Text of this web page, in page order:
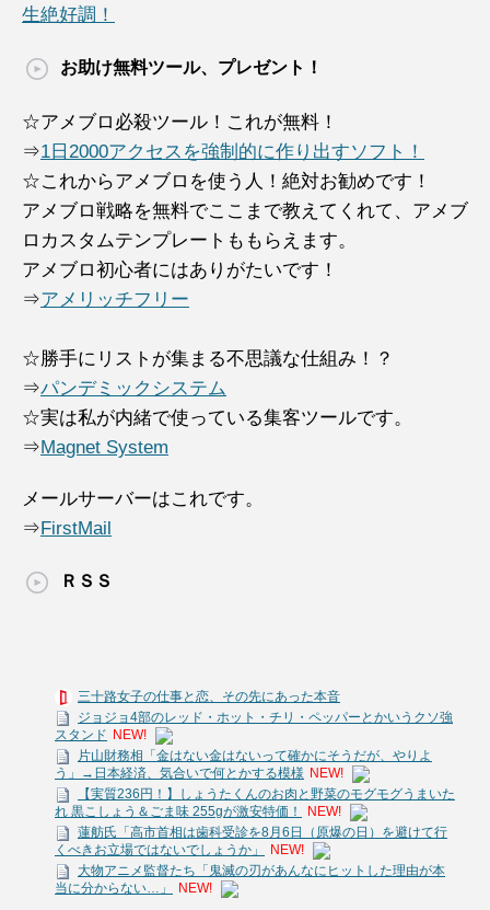
生絶好調！
お助け無料ツール、プレゼント！
☆アメブロ必殺ツール！これが無料！
⇒1日2000アクセスを強制的に作り出すソフト！
☆これからアメブロを使う人！絶対お勧めです！
アメブロ戦略を無料でここまで教えてくれて、アメブ
ロカスタムテンプレートももらえます。
アメブロ初心者にはありがたいです！
⇒アメリッチフリー
☆勝手にリストが集まる不思議な仕組み！？
⇒パンデミックシステム
☆実は私が内緒で使っている集客ツールです。
⇒Magnet System
メールサーバーはこれです。
⇒FirstMail
ＲＳＳ
三十路女子の仕事と恋、その先にあった本音
ジョジョ4部のレッド・ホット・チリ・ペッパーとかいうクソ強
スタンド NEW!
片山財務相「金はない金はないって確かにそうだが、やりよ
う」→日本経済、気合いで何とかする模様 NEW!
【実質236円！】しょうたくんのお肉と野菜のモグモグうまいた
れ 黒こしょう＆ごま味 255gが激安特価！
NEW!
蓮舫氏「高市首相は歯科受診を8月6日（原爆の日）を避けて行
くべきお立場ではないでしょうか」
NEW!
大物アニメ監督たち「鬼滅の刃があんなにヒットした理由が本
当に分からない…」
NEW!